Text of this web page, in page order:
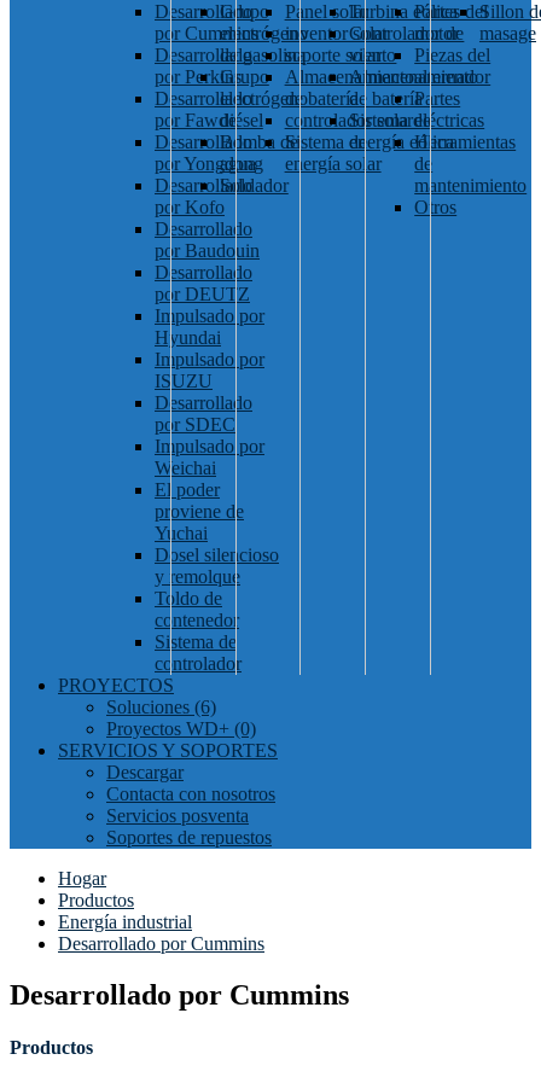
Desarrollado
por Cummins
Desarrollado
por Perkins
Desarrollado
por Fawde
Desarrollado
por Yongdong
Desarrollado
por Kofo
Desarrollado
por Baudouin
Desarrollado
por DEUTZ
Impulsado por
Hyundai
Impulsado por
ISUZU
Desarrollado
por SDEC
Impulsado por
Weichai
El poder
proviene de
Yuchai
Dosel silencioso
y remolque
Toldo de
contenedor
Sistema de
controlador
Grupo
electrógeno
de gasolina
Grupo
electrógeno
diésel
Bomba de
agua
Soldador
Panel solar
inventor solar
soporte solar
Almacenamiento
de batería
controlador solar
Sistema de
energía solar
Turbina eólica
Controlador de
viento
Almacenamiento
de batería
Sistema de
energía eólica
Partes del
motor
Piezas del
alternador
Partes
eléctricas
Herramientas
de
mantenimiento
Otros
Sillon
masage
PROYECTOS
Soluciones (6)
Proyectos WD+ (0)
SERVICIOS Y SOPORTES
Descargar
Contacta con nosotros
Servicios posventa
Soportes de repuestos
Hogar
Productos
Energía industrial
Desarrollado por Cummins
Desarrollado por Cummins
Productos